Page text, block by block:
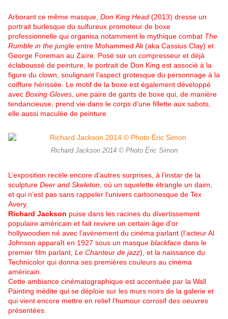
Arborant ce même masque, Don King Head (2013) dresse un
portrait burlesque du sulfureux promoteur de boxe
professionnelle qui organisa notamment le mythique combat The
Rumble in the jungle entre Mohammed Ali (aka Cassius Clay) et
George Foreman au Zaïre. Posé sur un compresseur et déjà
éclaboussé de peinture, le portrait de Don King est associé à la
figure du clown, soulignant l’aspect grotesque du personnage à la
coiffure hérissée. Le motif de la boxe est également développé
avec Boxing Gloves , une paire de gants de boxe qui, de manière
tendancieuse, prend vie dans le corps d’une fillette aux sabots,
elle aussi maculée de peinture.
Richard Jackson 2014 © Photo Éric Simon
L’exposition recèle encore d’autres surprises, à l’instar de la
sculpture Deer and Skeleton , où un squelette étrangle un daim,
et qui n’est pas sans rappeler l’univers cartoonesque de Tex
Avery.
Richard Jackson puise dans les racines du divertissement
populaire américain et fait revivre un certain âge d’or
hollywoodien né avec l’avènement du cinéma parlant (l’acteur Al
Johnson apparaît en 1927 sous un masque blackface dans le
premier film parlant, Le Chanteur de jazz), et la naissance du
Technicolor qui donna ses premières couleurs au cinéma
américain.
Cette ambiance cinématographique est accentuée par la Wall
Painting inédite qui se déploie sur les murs noirs de la galerie et
qui vient encore mettre en relief l’humour corrosif des oeuvres
présentées.